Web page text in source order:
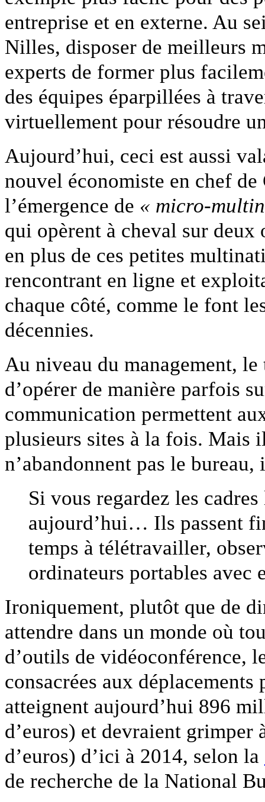
entreprise et en externe. Au
Nilles, disposer de meilleurs
experts de former plus
des équipes éparpillées à
virtuellement pour résoudre
Aujourd’hui, ceci est aussi
nouvel économiste en chef
l’émergence de « micro-
qui opèrent à cheval sur deux
en plus de ces petites
rencontrant en ligne et
chaque côté, comme le font
décennies.
Au niveau du management,
d’opérer de manière parfois
communication permettent
plusieurs sites à la fois. Mais
n’abandonnent pas le
Si vous regardez les
aujourd’hui… Ils passent
temps à télétravailler,
ordinateurs portables avec
Ironiquement, plutôt que de
attendre dans un monde où
d’outils de vidéoconférence,
consacrées aux
atteignent aujourd’hui 896
d’euros) et devraient
d’euros) d’ici à 2014, selon la
de recherche de la National